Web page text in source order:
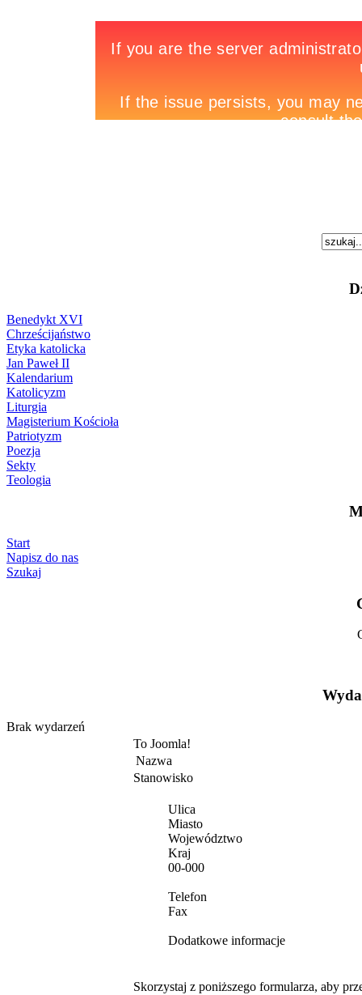
Benedykt XVI
Chrześcijaństwo
Etyka katolicka
Jan Paweł II
Kalendarium
Katolicyzm
Liturgia
Magisterium Kościoła
Patriotyzm
Poezja
Sekty
Teologia
Start
Napisz do nas
Szukaj
Brak wydarzeń
To Joomla!
Nazwa
Stanowisko
Ulica
Miasto
Województwo
Kraj
00-000
Telefon
Fax
Dodatkowe informacje
Skorzystaj z poniższego formularza, aby